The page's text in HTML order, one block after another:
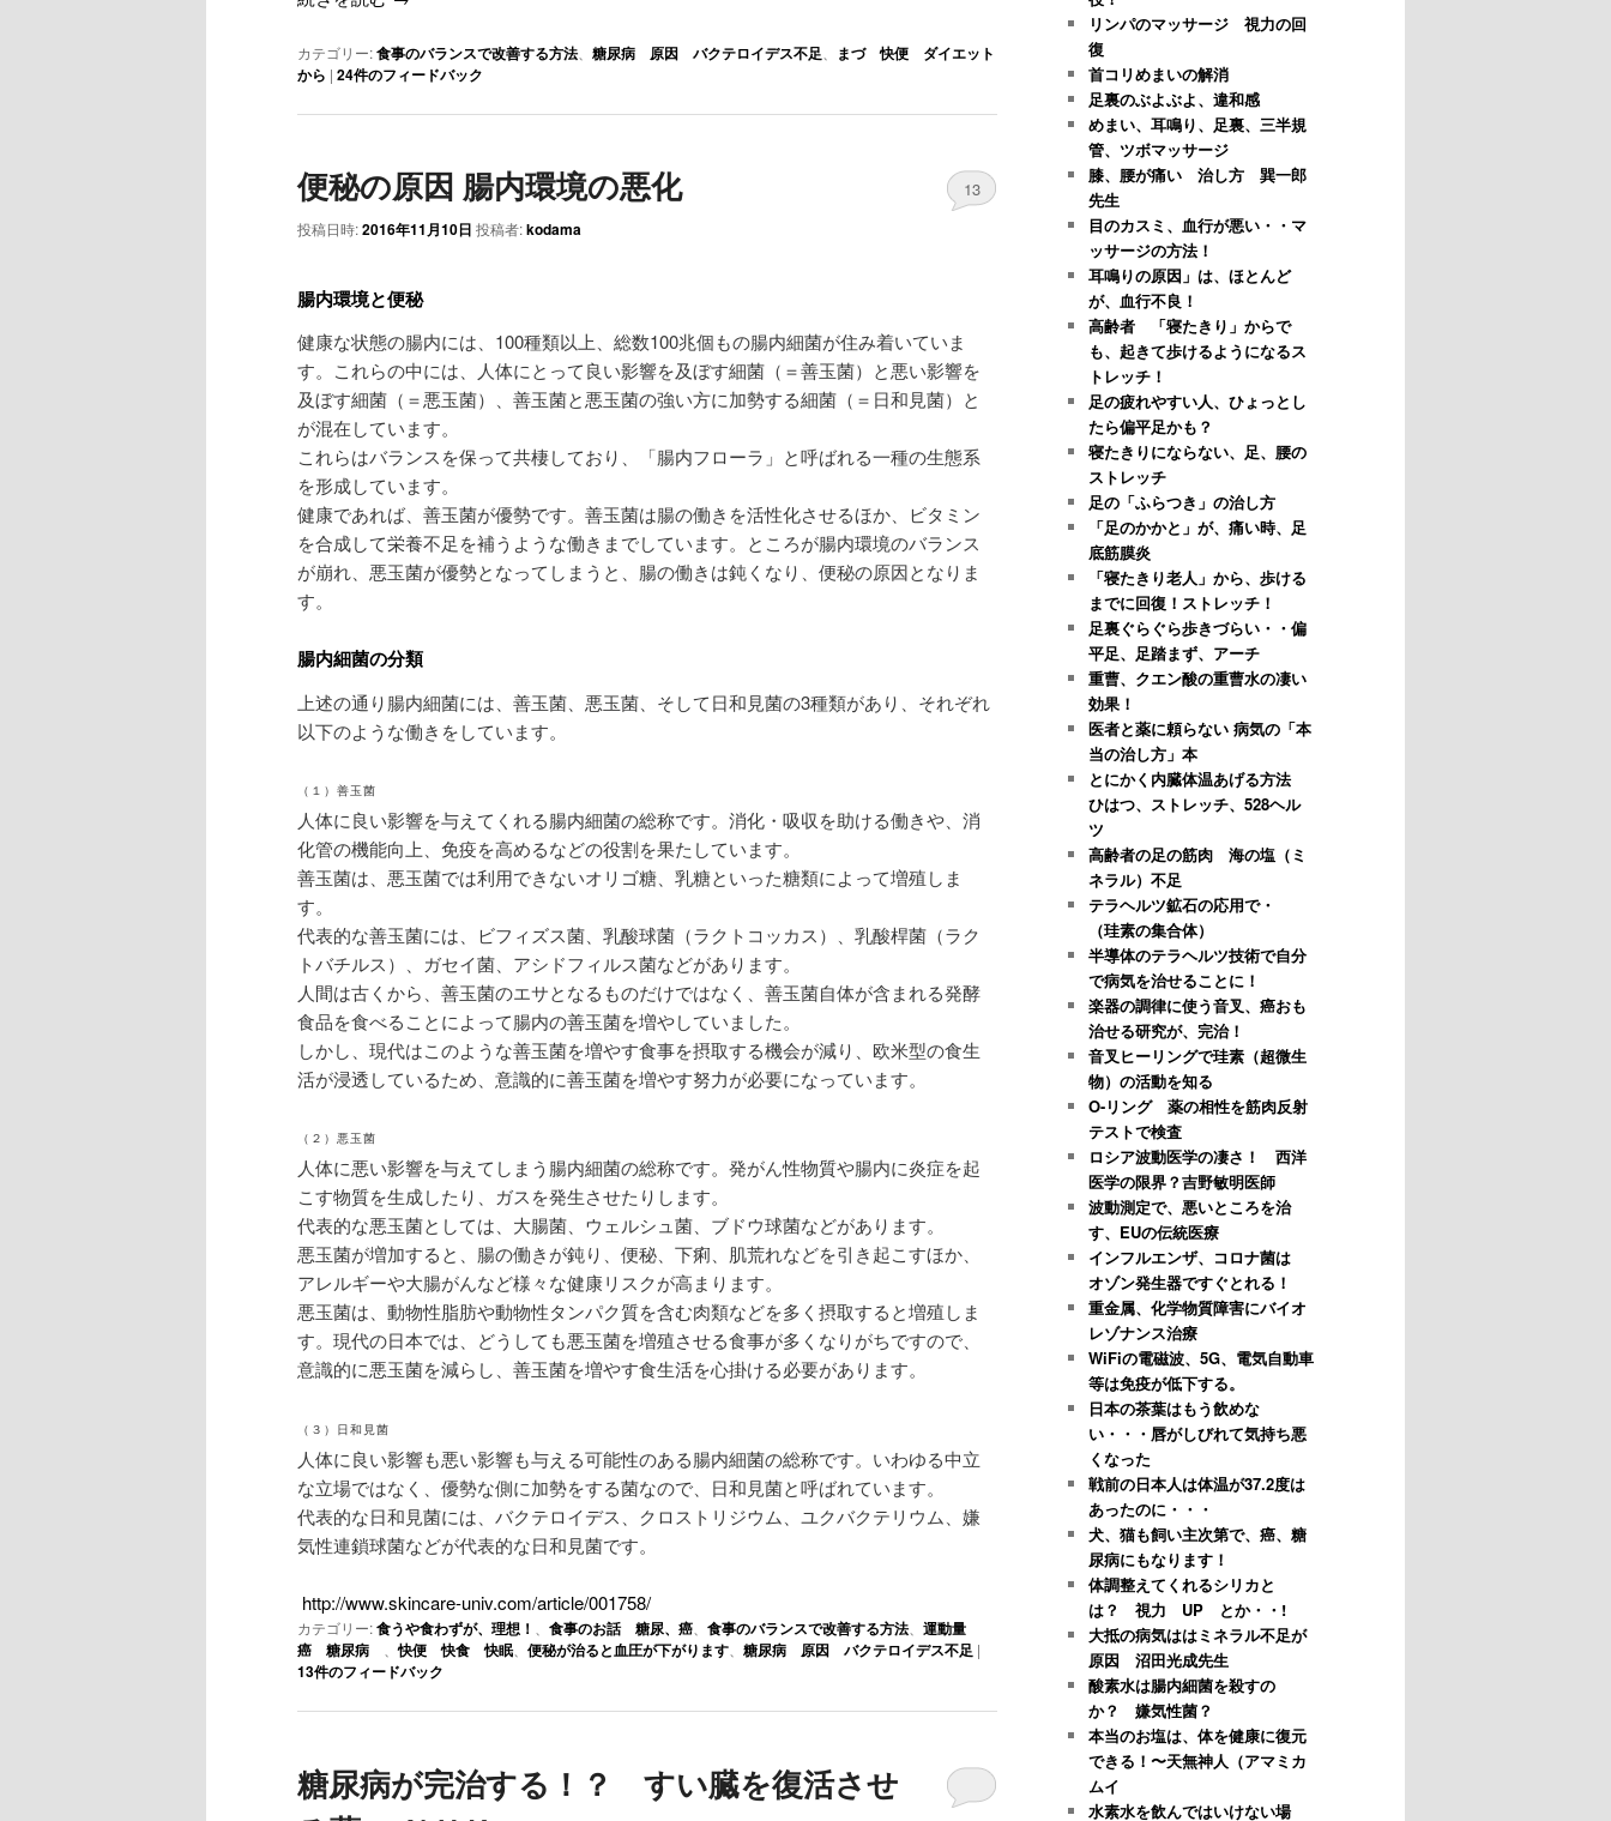
カテゴリー:食事のバランスで改善する方法 糖尿病 原因 バクテロイデス不足
まづ 快便 ダイエット
から | 24件のフィードバック
便秘の原因 腸内環境の悪化
投稿日時:2016年11月10日 投稿者:kodama
13
腸内環境と便秘
健康な状態の腸内には、100種類以上、総数100兆個もの腸内細菌が住み着いていま
す。これらの中には、人体にとって良い影響を及ぼす細菌（＝善玉菌）と悪い影響を
及ぼす細菌（＝悪玉菌）、善玉菌と悪玉菌の強い方に加勢する細菌（＝日和見菌）と
が混在しています。
これらはバランスを保って共棲しており、「腸内フローラ」と呼ばれる一種の生態系
を形成しています。
健康であれば、善玉菌が優勢です。善玉菌は腸の働きを活性化させるほか、ビタミン
を合成して栄養不足を補うような働きまでしています。ところが腸内環境のバランス
が崩れ、悪玉菌が優勢となってしまうと、腸の働きは鈍くなり、便秘の原因となりま
す。
腸内細菌の分類
上述の通り腸内細菌には、善玉菌、悪玉菌、そして日和見菌の3種類があり、それぞれ
以下のような働きをしています。
（１）善玉菌
人体に良い影響を与えてくれる腸内細菌の総称です。消化・吸収を助ける働きや、消
化管の機能向上、免疫を高めるなどの役割を果たしています。
善玉菌は、悪玉菌では利用できないオリゴ糖、乳糖といった糖類によって増殖しま
す。
代表的な善玉菌には、ビフィズス菌、乳酸球菌（ラクトコッカス）、乳酸桿菌（ラク
トバチルス）、ガセイ菌、アシドフィルス菌などがあります。
人間は古くから、善玉菌のエサとなるものだけではなく、善玉菌自体が含まれる発酵
食品を食べることによって腸内の善玉菌を増やしていました。
しかし、現代はこのような善玉菌を増やす食事を摂取する機会が減り、欧米型の食生
活が浸透しているため、意識的に善玉菌を増やす努力が必要になっています。
（２）悪玉菌
人体に悪い影響を与えてしまう腸内細菌の総称です。発がん性物質や腸内に炎症を起
こす物質を生成したり、ガスを発生させたりします。
代表的な悪玉菌としては、大腸菌、ウェルシュ菌、ブドウ球菌などがあります。
悪玉菌が増加すると、腸の働きが鈍り、便秘、下痢、肌荒れなどを引き起こすほか、
アレルギーや大腸がんなど様々な健康リスクが高まります。
悪玉菌は、動物性脂肪や動物性タンパク質を含む肉類などを多く摂取すると増殖しま
す。現代の日本では、どうしても悪玉菌を増殖させる食事が多くなりがちですので、
意識的に悪玉菌を減らし、善玉菌を増やす食生活を心掛ける必要があります。
（３）日和見菌
人体に良い影響も悪い影響も与える可能性のある腸内細菌の総称です。いわゆる中立
な立場ではなく、優勢な側に加勢をする菌なので、日和見菌と呼ばれています。
代表的な日和見菌には、バクテロイデス、クロストリジウム、ユクバクテリウム、嫌
気性連鎖球菌などが代表的な日和見菌です。
http://www.skincare-univ.com/article/001758/
カテゴリー:食うや食わずが、理想！ 食事のお話 糖尿、癌 食事のバランスで改善する方法
運動量
癌 糖尿病
、快便 快食 快眠、 便秘が治ると血圧が下がります 糖尿病 原因 バクテロイデス不足 |
13件のフィードバック
糖尿病が完治する！？ すい臓を復活させ
リンパのマッサージ 視力の回
復
首コリめまいの解消
足裏のぶよぶよ、違和感
めまい、耳鳴り、足裏、三半規
管、ツボマッサージ
膝、腰が痛い 治し方 巽一郎
先生
目のカスミ、血行が悪い・・マ
ッサージの方法！
耳鳴りの原因」は、ほとんど
が、血行不良！
高齢者 「寝たきり」からで
も、起きて歩けるようになるス
トレッチ！
足の疲れやすい人、ひょっとし
たら偏平足かも？
寝たきりにならない、足、腰の
ストレッチ
足の「ふらつき」の治し方
「足のかかと」が、痛い時、足
底筋膜炎
「寝たきり老人」から、歩ける
までに回復！ストレッチ！
足裏ぐらぐら歩きづらい・・偏
平足、足踏まず、アーチ
重曹、クエン酸の重曹水の凄い
効果！
医者と薬に頼らない 病気の「本
当の治し方」本
とにかく内臓体温あげる方法
ひはつ、ストレッチ、528ヘル
ツ
高齢者の足の筋肉 海の塩（ミ
ネラル）不足
テラヘルツ鉱石の応用で・
（珪素の集合体）
半導体のテラヘルツ技術で自分
で病気を治せることに！
楽器の調律に使う音叉、癌おも
治せる研究が、完治！
音叉ヒーリングで珪素（超微生
物）の活動を知る
O-リング 薬の相性を筋肉反射
テストで検査
ロシア波動医学の凄さ！ 西洋
医学の限界？吉野敏明医師
波動測定で、悪いところを治
す、EUの伝統医療
インフルエンザ、コロナ菌は
オゾン発生器ですぐとれる！
重金属、化学物質障害にバイオ
レゾナンス治療
WiFiの電磁波、5G、電気自動車
等は免疫が低下する。
日本の茶葉はもう飲めな
い・・・唇がしびれて気持ち悪
くなった
戦前の日本人は体温が37.2度は
あったのに・・・
犬、猫も飼い主次第で、癌、糖
尿病にもなります！
体調整えてくれるシリカと
は？ 視力 UP とか・・!
大抵の病気ははミネラル不足が
原因 沼田光成先生
酸素水は腸内細菌を殺すの
か？ 嫌気性菌？
本当のお塩は、体を健康に復元
できる！〜天無神人（アマミカ
ムイ
水素水を飲んではいけない場